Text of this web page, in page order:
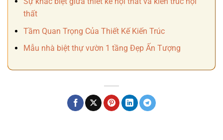
thất
Tầm Quan Trọng Của Thiết Kế Kiến Trúc
Mẫu nhà biệt thự vườn 1 tầng Đẹp Ấn Tượng